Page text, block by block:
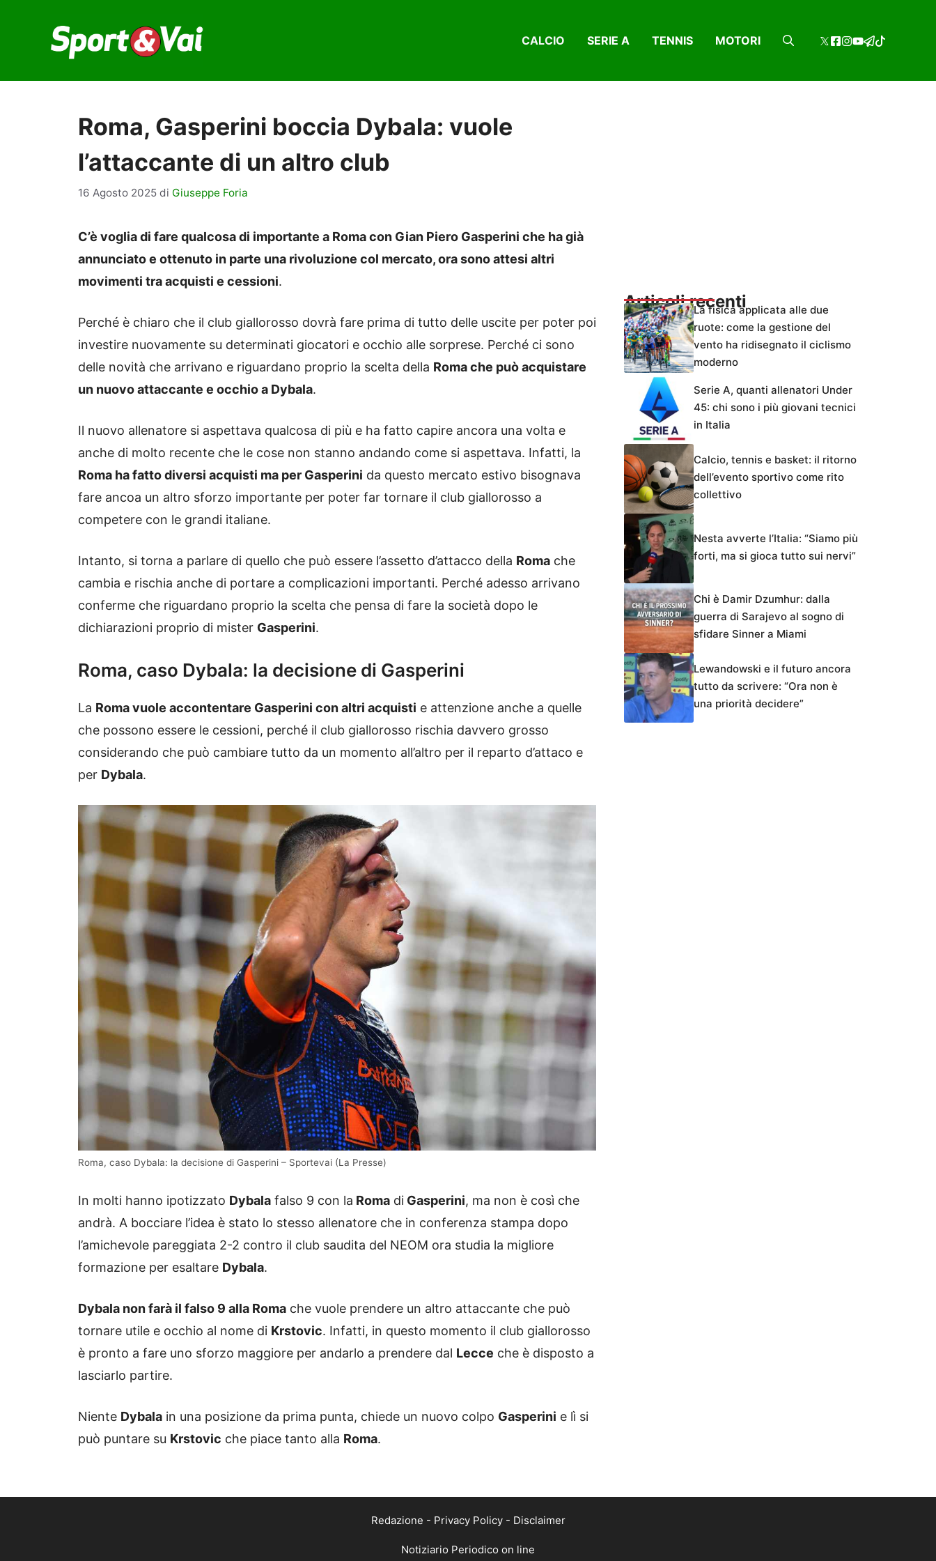
contenuto
CALCIO SERIE A TENNIS MOTORI
Roma, Gasperini boccia Dybala: vuole
l’attaccante di un altro club
16 Agosto 2025 di Giuseppe Foria
C’è voglia di fare qualcosa di importante a Roma con Gian Piero Gasperini che ha già
annunciato e ottenuto in parte una rivoluzione col mercato, ora sono attesi altri
movimenti tra acquisti e cessioni.
Perché è chiaro che il club giallorosso dovrà fare prima di tutto delle uscite per poter poi
investire nuovamente su determinati giocatori e occhio alle sorprese. Perché ci sono
delle novità che arrivano e riguardano proprio la scelta della Roma che può acquistare
un nuovo attaccante e occhio a Dybala.
Il nuovo allenatore si aspettava qualcosa di più e ha fatto capire ancora una volta e
anche di molto recente che le cose non stanno andando come si aspettava. Infatti, la
Roma ha fatto diversi acquisti ma per Gasperini da questo mercato estivo bisognava
fare ancoa un altro sforzo importante per poter far tornare il club giallorosso a
competere con le grandi italiane.
Intanto, si torna a parlare di quello che può essere l’assetto d’attacco della Roma che
cambia e rischia anche di portare a complicazioni importanti. Perché adesso arrivano
conferme che riguardano proprio la scelta che pensa di fare la società dopo le
dichiarazioni proprio di mister Gasperini.
Roma, caso Dybala: la decisione di Gasperini
La Roma vuole accontentare Gasperini con altri acquisti e attenzione anche a quelle
che possono essere le cessioni, perché il club giallorosso rischia davvero grosso
considerando che può cambiare tutto da un momento all’altro per il reparto d’attaco e
per Dybala.
Roma, caso Dybala: la decisione di Gasperini – Sportevai (La Presse)
In molti hanno ipotizzato Dybala falso 9 con la Roma di Gasperini, ma non è così che
andrà. A bocciare l’idea è stato lo stesso allenatore che in conferenza stampa dopo
l’amichevole pareggiata 2-2 contro il club saudita del NEOM ora studia la migliore
formazione per esaltare Dybala.
Dybala non farà il falso 9 alla Roma che vuole prendere un altro attaccante che può
tornare utile e occhio al nome di Krstovic. Infatti, in questo momento il club giallorosso
è pronto a fare uno sforzo maggiore per andarlo a prendere dal Lecce che è disposto a
lasciarlo partire.
Niente Dybala in una posizione da prima punta, chiede un nuovo colpo Gasperini e lì si
può puntare su Krstovic che piace tanto alla Roma.
Articoli recentiLa fisica applicata alle due
ruote: come la gestione del
vento ha ridisegnato il ciclismo
moderno
Serie A, quanti allenatori Under
45: chi sono i più giovani tecnici
in Italia
Calcio, tennis e basket: il ritorno
dell’evento sportivo come rito
collettivo
Nesta avverte l’Italia: “Siamo più
forti, ma si gioca tutto sui nervi”
Chi è Damir Dzumhur: dalla
guerra di Sarajevo al sogno di
sfidare Sinner a Miami
Lewandowski e il futuro ancora
tutto da scrivere: “Ora non è
una priorità decidere”
Redazione - Privacy Policy- Disclaimer
Notiziario Periodico on line